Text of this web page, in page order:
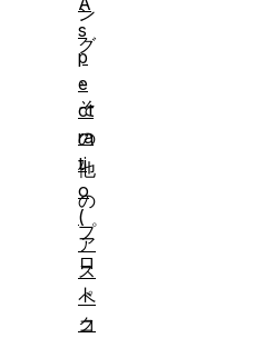
ン
グ
、
そ
の
他
の
プ
ロ
ト
コ
s
p
e
ct
ra
ti
o
(
ア
ス
ペ
ク